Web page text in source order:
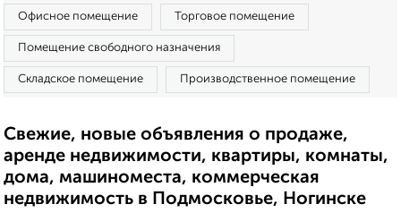
Офисное помещение Торговое помещение
Помещение свободного назначения
Складское помещение Производственное помещение
Свежие, новые объявления о продаже,
аренде недвижимости, квартиры, комнаты,
дома, машиноместа, коммерческая
недвижимость в Подмосковье, Ногинске